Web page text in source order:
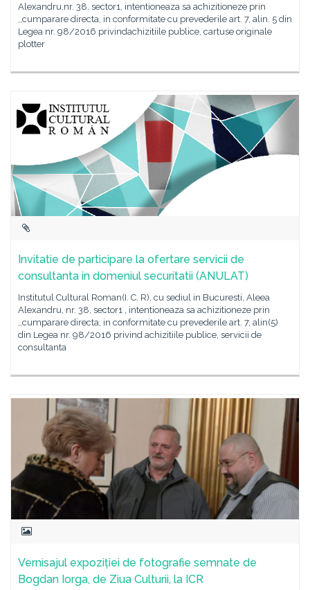
Alexandru,nr. 38, sector1, intentioneaza sa achizitioneze prin
,,cumparare directa, in conformitate cu prevederile art. 7, alin. 5 din
Legea nr. 98/2016 privindachizitiile publice, cartuse originale
plotter
Invitatie de participare la ofertare servicii de
consultanta in domeniul securitatii (ANULAT)
Institutul Cultural Roman(I. C. R), cu sediul in Bucuresti, Aleea
Alexandru, nr. 38, sector1 , intentioneaza sa achizitioneze prin
,,cumparare directa, in conformitate cu prevederile art. 7, alin(5)
din Legea nr. 98/2016 privind achizitiile publice, servicii de
consultanta
Vernisajul expoziției de fotografie semnate de
Bogdan Iorga, de Ziua Culturii, la ICR